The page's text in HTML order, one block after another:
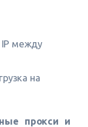
IP между
на
прокси и